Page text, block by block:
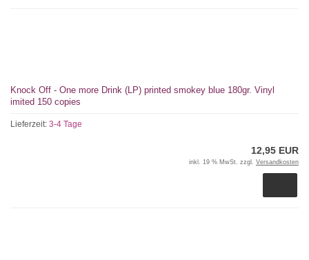
Knock Off - One more Drink (LP) printed smokey blue 180gr. Vinyl
imited 150 copies
Lieferzeit: 3-4 Tage
12,95 EUR
inkl. 19 % MwSt. zzgl. Versandkosten